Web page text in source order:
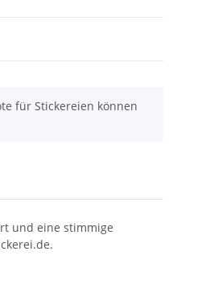
für Stickereien können
und eine stimmige